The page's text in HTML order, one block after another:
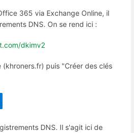
365 via Exchange Online, il
DNS. On se rend ici :
dkimv2
(khroners.fr) puis "Créer des clés
DNS. Il s'agit ici de